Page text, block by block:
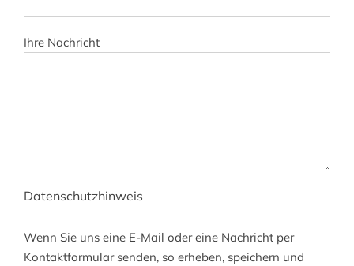
Ihre Nachricht
Datenschutzhinweis
Wenn Sie uns eine E-Mail oder eine Nachricht per
Kontaktformular senden, so erheben, speichern und